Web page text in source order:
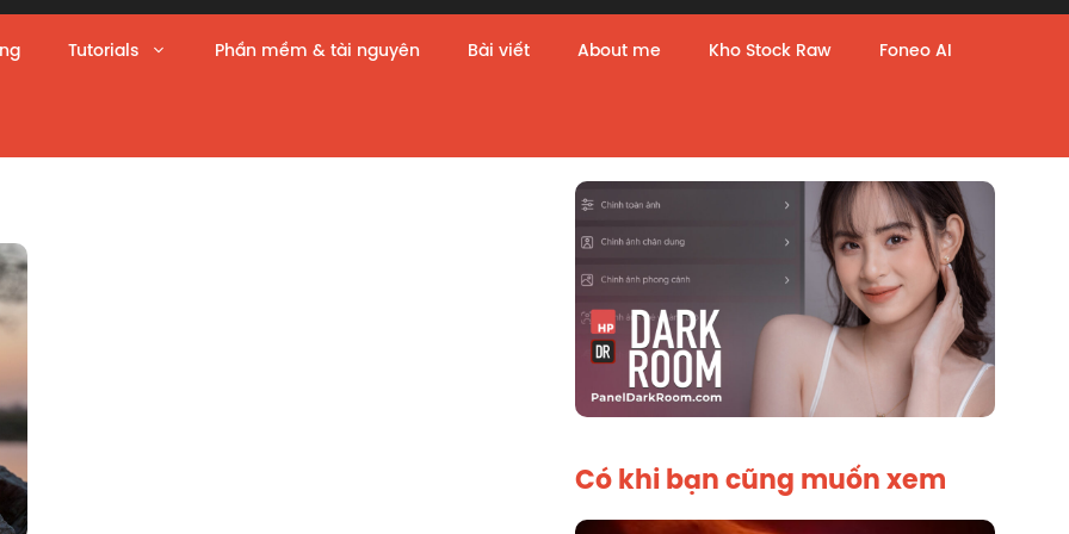
Tutorials Phần mềm & tài nguyên Bài viết About me Kho Stock Raw Foneo AI
Có khi bạn cũng muốn xem